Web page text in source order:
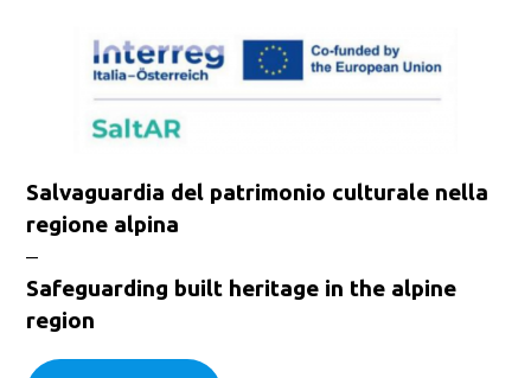
Salvaguardia del patrimonio culturale nella
regione alpina
–
Safeguarding built heritage in the alpine
region